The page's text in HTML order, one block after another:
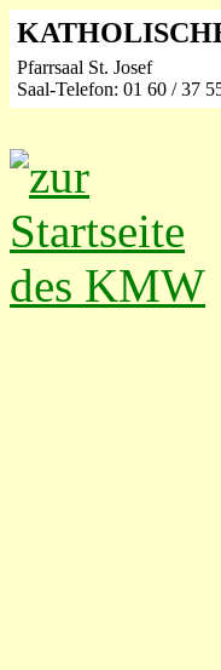
Pfarrsaal St. Josef
Saal-Telefon: 01 60 / 37